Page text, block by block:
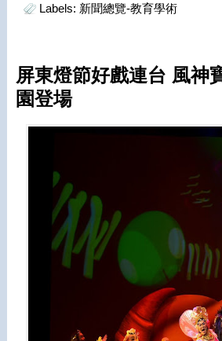
Labels: 新聞總覽-教育學術
屏東燈節好戲連台 風神
園登場